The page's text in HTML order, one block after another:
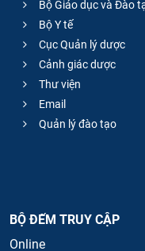
Bộ Giáo dục và Đào
Bộ Y tế
Cục Quản lý dược
Cảnh giác dược
Thư viện
Email
Quản lý đào tạo
BỘ ĐẾM TRUY CẬP
Online